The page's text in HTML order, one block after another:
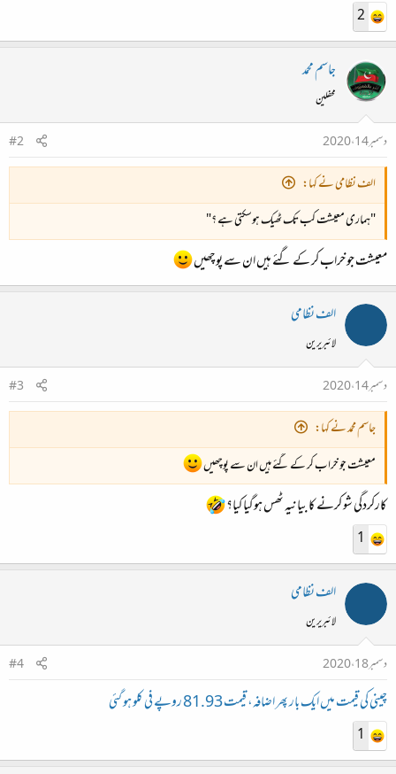
2
جاسم محمد
محفلین
دسمبر 14، 2020
#2
الف نظامی نے کہا:
"ہماری معیشت کب تک ٹھیک ہوسکتی ہے ؟"
معیشت جو خراب کر کے گئے ہیں ان سے پوچھیں
الف نظامی
لائبریرین
دسمبر 14، 2020
#3
جاسم محمد نے کہا:
معیشت جو خراب کر کے گئے ہیں ان سے پوچھیں
کارکردگی شو کرنے کا بیانیہ ٹھس ہوگیا کیا؟
1
الف نظامی
لائبریرین
دسمبر 18، 2020
#4
چینی کی قیمت میں ایک بار پھر اضافہ، قیمت 81.93 روپے فی کلو ہو گئی
1